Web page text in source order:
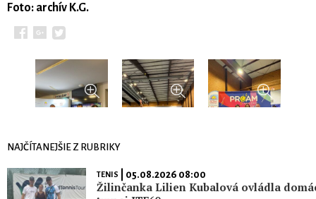
Foto: archív K.G.
NAJČÍTANEJŠIE Z RUBRIKY
TENIS | 05.08.2026 08:00
Žilinčanka Lilien Kubalová ovládla